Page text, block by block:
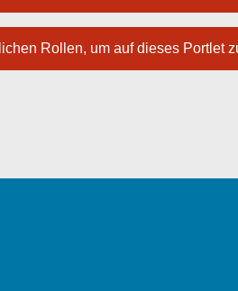
Rollen, um auf dieses Portlet